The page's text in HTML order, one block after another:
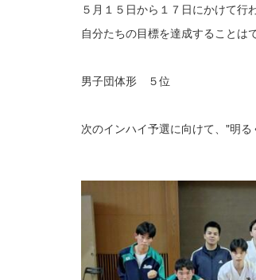
５月１５日から１７日にかけて行
自分たちの目標を達成することは
男子団体形 ５位
次のインハイ予選に向けて、"明